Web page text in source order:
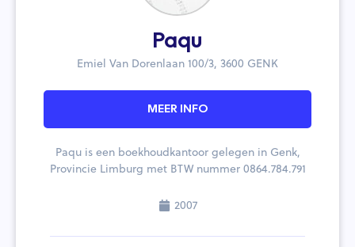
Paqu
Emiel Van Dorenlaan 100/3, 3600 GENK
MEER INFO
Paqu is een boekhoudkantoor gelegen in Genk,
Provincie Limburg met BTW nummer 0864.784.791
2007